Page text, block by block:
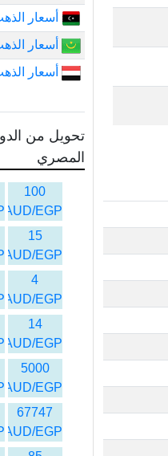
أسعار
أسعار
أسعار
تحويل من
المصري
100
AUD/EGP
15
AUD/EGP
4
AUD/EGP
14
AUD/EGP
5000
AUD/EGP
67747
AUD/EGP